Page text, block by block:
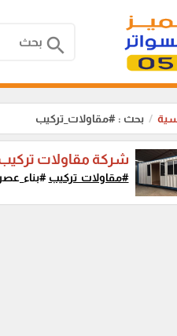
search
بحث : #مقاولات_تركيب
شركة مقاولات
#مقاولات_تركيب